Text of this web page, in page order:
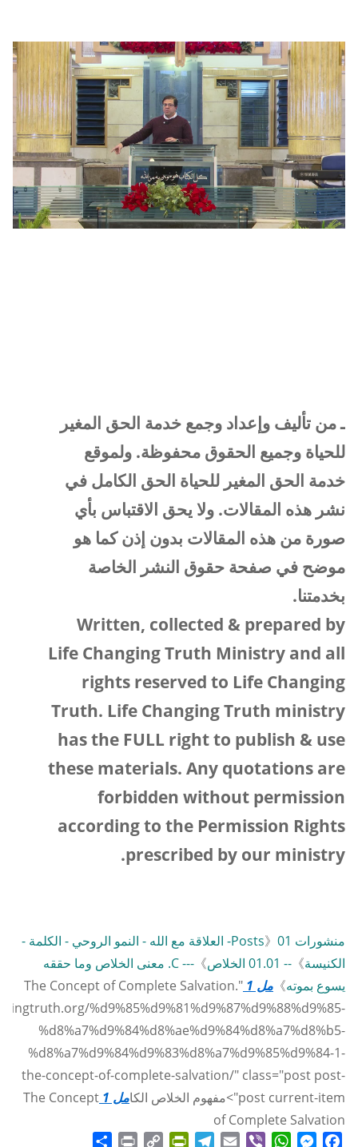
ـمن تأليف وإعداد وجمع خدمة الحق المغير
للحياة وجميع الحقوق محفوظة. ولموقع
خدمة الحق المغير للحياة الحق الكامل في
نشر هذه المقالات. ولا يحق الاقتباس بأي
صورة من هذه المقالات بدون إذن كما هو
موضح في صفحة حقوق النشر الخاصة
بخدمتنا.
Written, collected & prepared by
Life Changing Truth Ministry and all
rights reserved to Life Changing
Truth. Life Changing Truth ministry
has the FULL right to publish & use
these materials. Any quotations are
forbidden without permission
according to the Permission Rights
prescribed by our ministry
.
منشورات Posts 》
01- العلاقة مع الله - النمو الروحي - الكلمة -
الكنيسة》 -- 01.01 الخلاص 》
--- C. معنى الخلاص وما حققه
يسوع بموته》 مل 1
The Concept of Complete Salvation."
%d9%85%d9%81%d9%87%d9%88%d9%85-
%d8%a7%d9%84%d8%ae%d9%84%d8%a7%d8%b5-
%d8%a7%d9%84%d9%83%d8%a7%d9%85%d9%84-1-
the-concept-of-complete-salvation/" class="post post-
post current-item">
مفهوم الخلاص الكامل 1
The Concept
of Complete Salvation
Facebook
Messenger
WhatsApp
Viber
Email
Telegram
PrintFriendly
Copy
Print